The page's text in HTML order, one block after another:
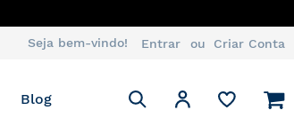
Seja bem-vindo! Entrar Criar Conta
Blog
Pesquisa
Pesquisa
Minha Conta